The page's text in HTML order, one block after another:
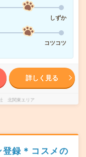
しずか
コツコツ
詳しく見る
北関東エリア
録＊コスメの